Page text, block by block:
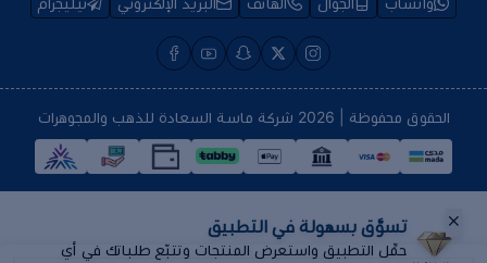
الحقوق محفوظة | 2026 شركة ماسة السعادة للذهب والمجوهرات
تسوَّق بسهولة في التطبيق
حمِّل التطبيق واستعرض المنتجات وتتبّع طلباتك في أي